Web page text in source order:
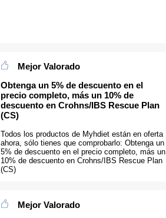
Mejor Valorado
Obtenga un 5% de descuento en el
precio completo, más un 10% de
descuento en Crohns/IBS Rescue Plan
(CS)
Todos los productos de Myhdiet están en oferta
ahora, sólo tienes que comprobarlo: Obtenga un
5% de descuento en el precio completo, más un
10% de descuento en Crohns/IBS Rescue Plan
(CS)
Mejor Valorado